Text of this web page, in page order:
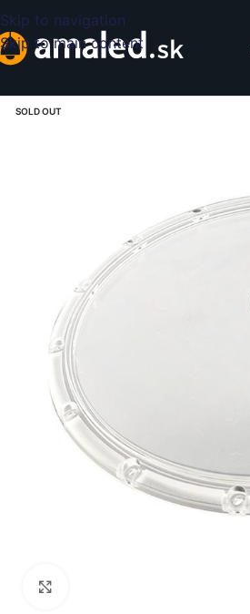
Skip to navigation
Skip to main content
SOLD OUT